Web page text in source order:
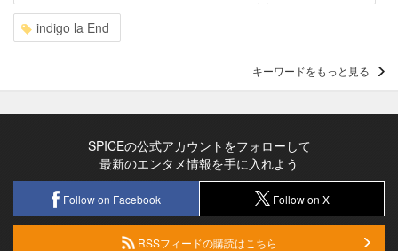
indigo la End
キーワードをもっと見る
SPICEの公式アカウントをフォローして
最新のエンタメ情報を手に入れよう
Follow on Facebook Follow on X
RSSフィードの購読はこちら